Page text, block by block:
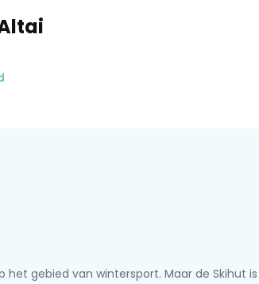
beschermt de laars en
voorgevormde zilveren
die comfortabel is,
zijdelingse
het gebied van wintersport. Maar de Skihut